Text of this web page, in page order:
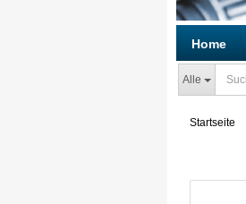
Alle
Home
Startseite